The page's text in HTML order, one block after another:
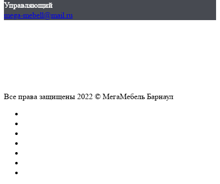
Управляющий
mega-mebell@mail.ru
Все права защищены 2022 © МегаМебель Барнаул